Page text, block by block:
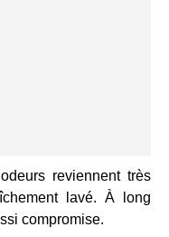
reviennent très
lavé. À long
compromise.